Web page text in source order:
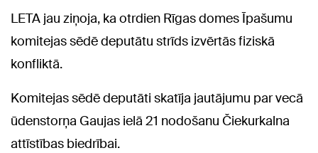
LETA jau ziņoja, ka otrdien Rīgas domes Īpašumu
komitejas sēdē deputātu strīds izvērtās fiziskā
konfliktā.
Komitejas sēdē deputāti skatīja jautājumu par vecā
ūdenstorņa Gaujas ielā 21 nodošanu Čiekurkalna
attīstības biedrībai.